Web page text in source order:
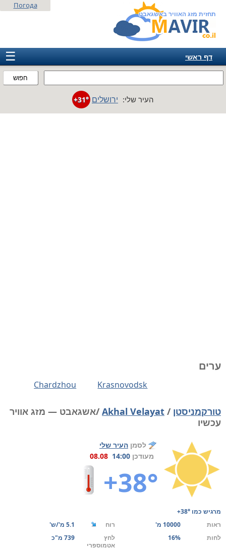
תחזית מזג האוויר באשגאבט
חפוש
Погода
☰
דף ראשי
אמריקה
העיר שלי: ירושלים +31°
ערים
Chardzhou Krasnovodsk
טורקמניסטן /
Akhal Velayat/אשגאבט — מזג אוויר
עכשיו
לסמן העיר שלי
מעודכן 14:00
08.08
+38°
מרגיש כמו +38°
ראות
10000 מ' רוח
5.1 מ'/ש'
לחות
16%
לחץ
אטמוספרי
739 מ"כ